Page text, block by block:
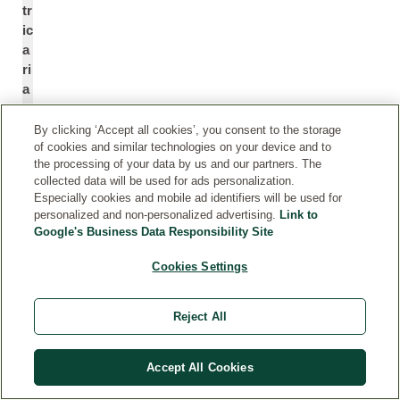
tr
ic
a
ri
a
)
By clicking ‘Accept all cookies’, you consent to the storage
of cookies and similar technologies on your device and to
the processing of your data by us and our partners. The
collected data will be used for ads personalization.
Especially cookies and mobile ad identifiers will be used for
personalized and non-personalized advertising. Link to
Google's Business Data Responsibility Site
Cookies Settings
Reject All
Accept All Cookies